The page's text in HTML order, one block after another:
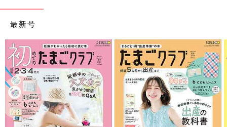
はないので、レッツトライ！
もちろん、登下校を実際に見てみるだけでも、生徒の様子はダイ
レクトに伝わってきます。
中学受験は積極的に動いてみると、これが結構楽しくてハマった
りもしますので（沼化とも呼びますが）、どうせやるならば、エ
ンジョイしましょう！ 頑張れ、中学受験母！」
（お話／鳥居りんこさん）
学校側も伝えたいことがあるのに、その場が作れずに困っている
最新号